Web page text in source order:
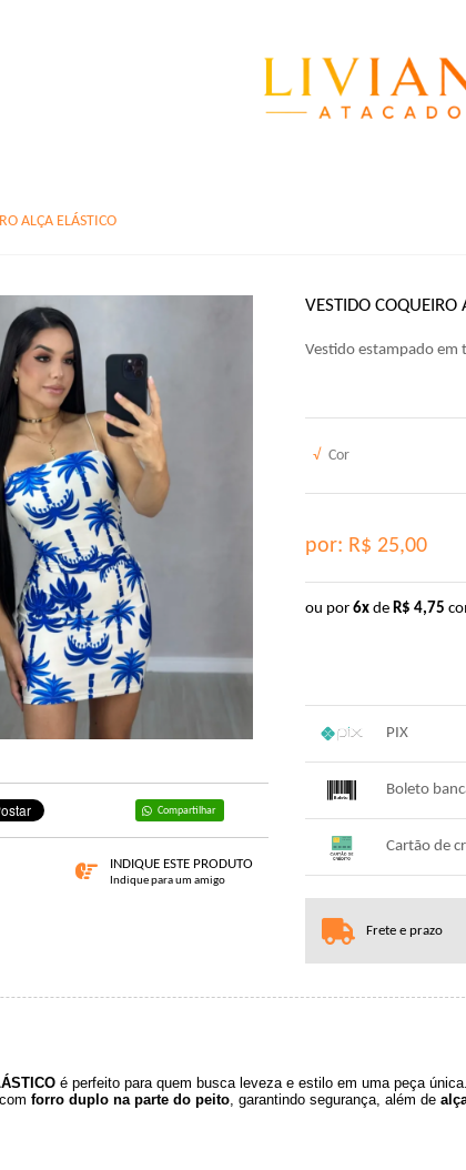
ALÇA ELÁSTICO
Compartilhar
INDIQUE ESTE PRODUTO
Indique para um amigo
VESTIDO COQUEIRO
Vestido estampado em
√ Cor
por: R$ 25,00
ou por 6x de R$ 4,75
PIX
Boleto
Cartão de
3x com juros de R$ 9,12
Frete e prazo
é perfeito para quem busca leveza e estilo em uma peça
forro duplo na parte do peito , garantindo segurança, além de